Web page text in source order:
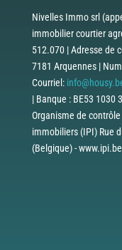
Nivelles Immo srl
immobilier courtier
512.070 | Adresse de
7181 Arquennes |
Courriel:
| Banque : BE53 1030
Organisme de
immobiliers (IPI) Rue
(Belgique) -